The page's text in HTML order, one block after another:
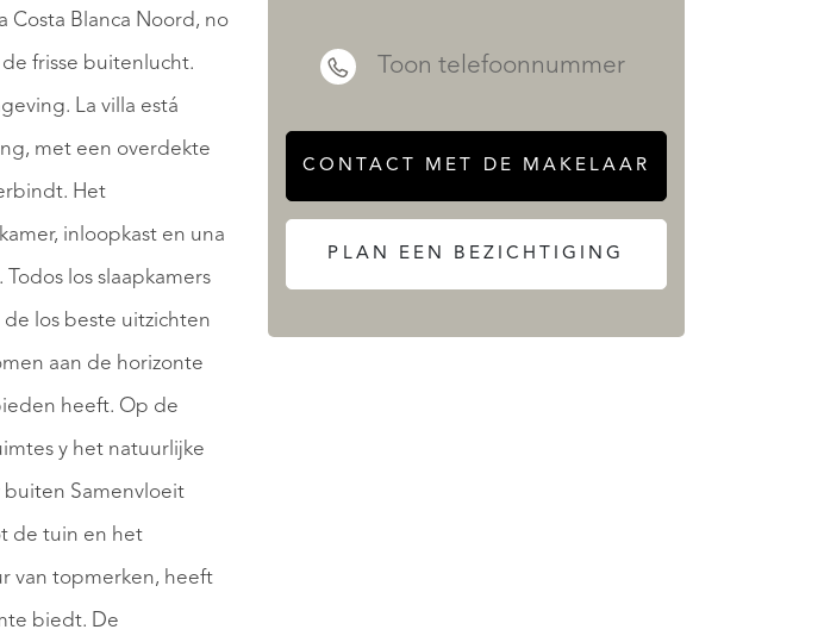
Costa Blanca Noord, no
frisse buitenlucht.
La villa está
met een overdekte
Het
inloopkast en una
los slaapkamers
los beste uitzichten
aan de horizonte
heeft. Op de
y het natuurlijke
buiten Samenvloeit
de tuin en het
van topmerken, heeft
biedt. De
Toon telefoonnummer
CONTACT MET DE MAKELAAR
PLAN EEN BEZICHTIGING